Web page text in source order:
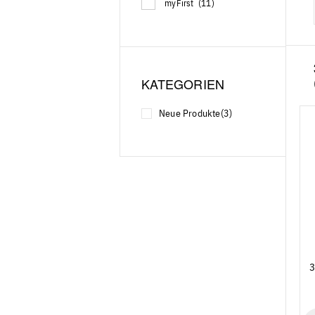
myFirst (11)
KATEGORIEN
Neue Produkte(3)